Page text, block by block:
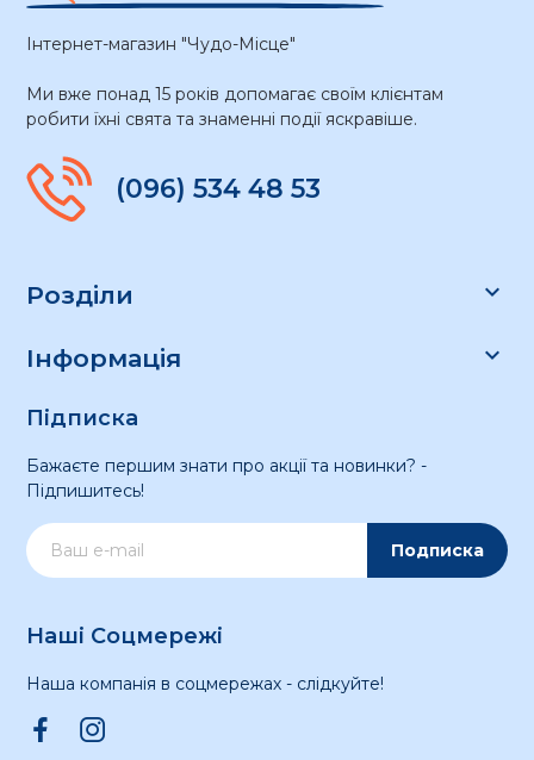
Інтернет-магазин "Чудо-Місце"
Ми вже понад 15 років допомагає своїм клієнтам
робити їхні свята та знаменні події яскравіше.
(096) 534 48 53
Розділи 
Інформація 
Підписка
Бажаєте першим знати про акції та новинки? -
Підпишитесь!
Подписка
Наші Соцмережі
Наша компанія в соцмережах - слідкуйте!